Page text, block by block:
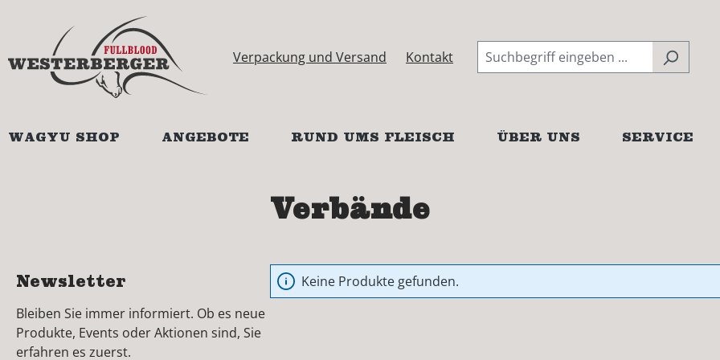
Zur Hauptnavigation springen
Verpackung und Versand Kontakt
WAGYU SHOP ANGEBOTE RUND UMS FLEISCH ÜBER UNS SERVICE
Newsletter
Bleiben Sie immer informiert. Ob es neue
Produkte, Events oder Aktionen sind, Sie
erfahren es zuerst.
Verbände
Keine Produkte gefunden.